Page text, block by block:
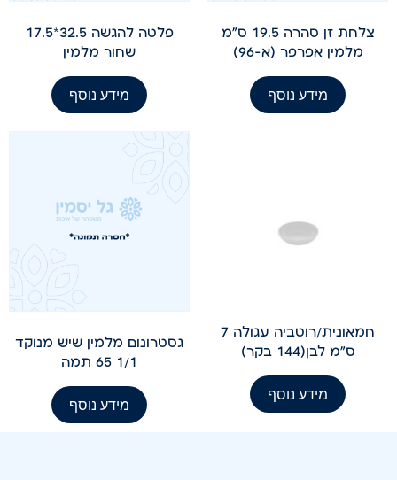
צלחת זן סהרה 19.5 ס"מ
מלמין אפרפר (א-96)
מידע נוסף
פלטה להגשה 32.5*17.5
שחור מלמין
מידע נוסף
חמאונית/רוטביה עגולה 7
ס"מ לבן(144 בקר)
מידע נוסף
גסטרונום מלמין שיש מנוקד
1/1 65 תמה
מידע נוסף